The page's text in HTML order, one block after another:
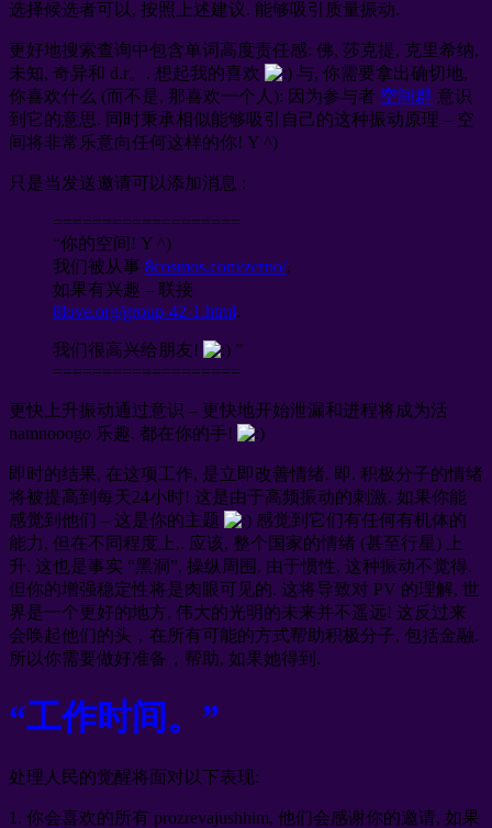
选择候选者可以, 按照上述建议. 能够吸引质量振动.
更好地搜索查询中包含单词高度责任感: 佛, 莎克提, 克里希纳,
未知, 奇异和 d.r。. 想起我的喜欢
与, 你需要拿出确切地,
你喜欢什么 (而不是, 那喜欢一个人): 因为参与者 空间群 意识
到它的意思. 同时秉承相似能够吸引自己的这种振动原理 – 空
间将非常乐意向任何这样的你! Y ^)
只是当发送邀请可以添加消息 :
===================
“你的空间! Y ^)
我们被从事 8cosmos.com/zerno/,
如果有兴趣 – 联接
8love.org/group-42-1.html.
我们很高兴给朋友!
”
===================
更快上升振动通过意识 – 更快地开始泄漏和进程将成为活
namnooogo 乐趣. 都在你的手!
即时的结果, 在这项工作, 是立即改善情绪. 即. 积极分子的情绪
将被提高到每天24小时! 这是由于高频振动的刺激. 如果你能
感觉到他们 – 这是你的主题
感觉到它们有任何有机体的
能力, 但在不同程度上,. 应该, 整个国家的情绪 (甚至行星) 上
升. 这也是事实 “黑洞”, 操纵周围, 由于惯性, 这种振动不觉得.
但你的增强稳定性将是肉眼可见的. 这将导致对 PV 的理解, 世
界是一个更好的地方, 伟大的光明的未来并不遥远! 这反过来
会唤起他们的头，在所有可能的方式帮助积极分子, 包括金融.
所以你需要做好准备，帮助, 如果她得到.
“工作时间。”
处理人民的觉醒将面对以下表现:
1. 你会喜欢的所有 prozrevajushhim, 他们会感谢你的邀请, 如果